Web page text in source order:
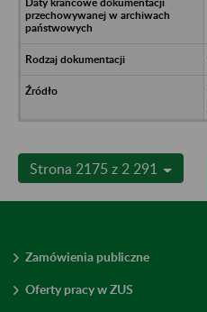
Strona 2175 z 2 291
Zamówienia publiczne
Oferty pracy w ZUS